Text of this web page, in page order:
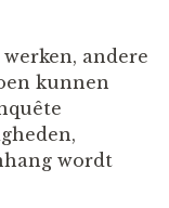
andere
kunnen
wordt